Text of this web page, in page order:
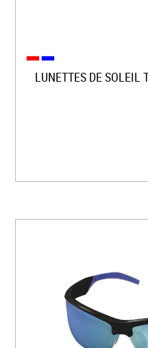
LUNETTES DE SOLEIL